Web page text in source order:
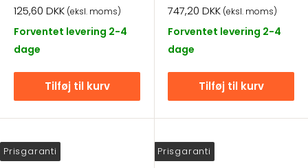
Salgspris
125,60 DKK (eksl. moms)
Forventet levering 2-4
dage
Tilføj til kurv
Salgspris
747,20 DKK (eksl. moms)
Forventet levering 2-4
dage
Tilføj til kurv
Prisgaranti Prisgaranti